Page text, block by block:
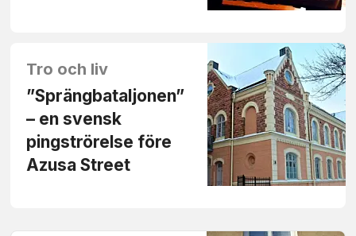
Tro och liv
”Sprängbataljonen”
– en svensk
pingströrelse före
Azusa Street